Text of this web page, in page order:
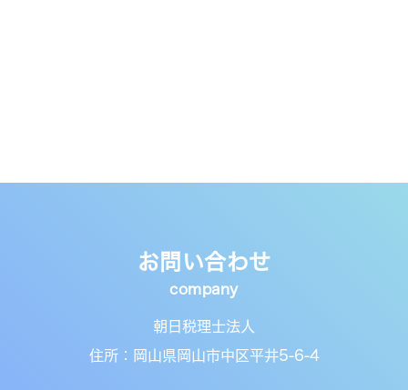
お問い合わせ
朝日税理士法人
住所：岡山県岡山市中区平井5-6-4